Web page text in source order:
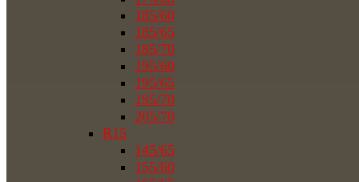
185/60
185/65
185/70
195/60
195/65
195/70
205/70
R15
145/65
155/60